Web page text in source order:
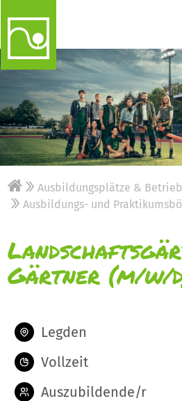
Ausbildungsplätze &
Ausbildungs- und
Gärtner (m/w/
Legden
Vollzeit
Auszubildende/r